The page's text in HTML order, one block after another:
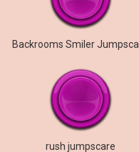
Backrooms Smiler
rush jumpscare